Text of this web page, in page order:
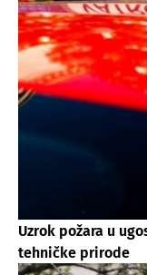
Uzrok požara u
tehničke prirode